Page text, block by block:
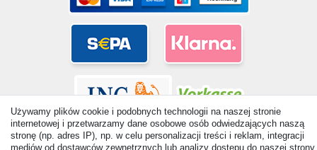
Używamy plików cookie i podobnych technologii na naszej stronie
internetowej i przetwarzamy dane osobowe osób odwiedzających naszą
stronę (np. adres IP), np. w celu personalizacji treści i reklam, integracji
mediów od dostawców zewnętrznych lub analizy dostępu do naszej strony